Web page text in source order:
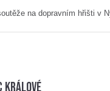
na dopravním hřišti v
Králové